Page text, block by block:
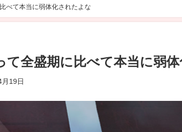
べて本当に弱体化されたよな
て全盛期に比べて本当に弱
19日